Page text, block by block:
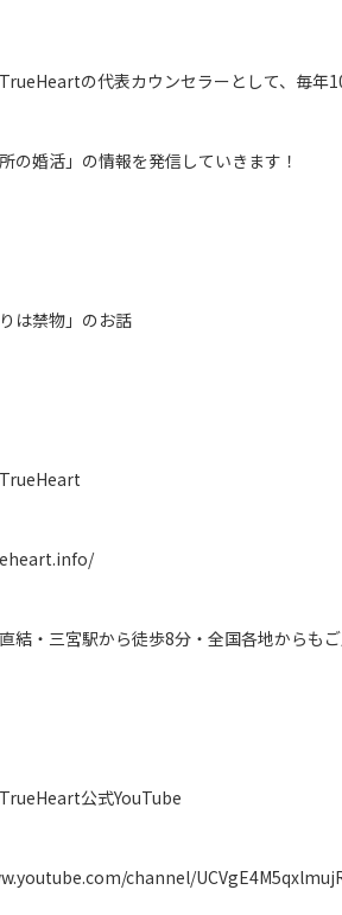
の代表カウンセラーとして、毎年
所の婚活」の情報を発信していきます！
は禁物」のお話
結・三宮駅から徒歩8分・全国各地からもご
公式YouTube
channel/